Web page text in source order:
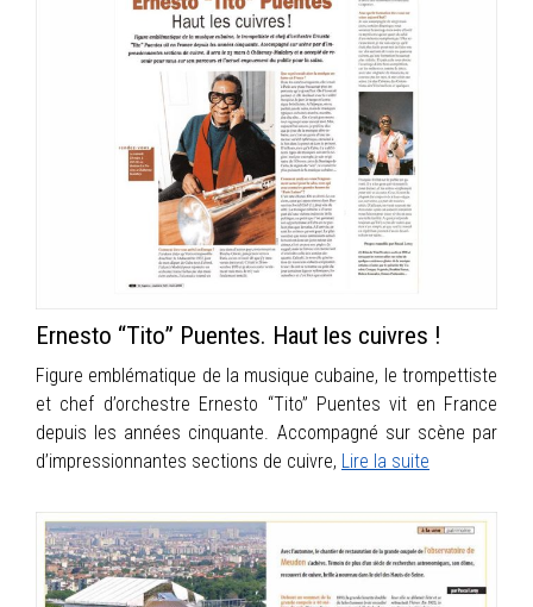
Ernesto “Tito” Puentes. Haut les cuivres !
Figure emblématique de la musique cubaine, le trompettiste
et chef d’orchestre Ernesto “Tito” Puentes vit en France
depuis les années cinquante. Accompagné sur scène par
d’impressionnantes sections de cuivre, Lire la suite